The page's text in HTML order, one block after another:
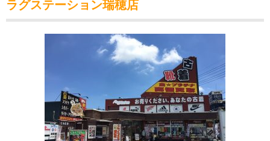
ラグステーション瑞穂店